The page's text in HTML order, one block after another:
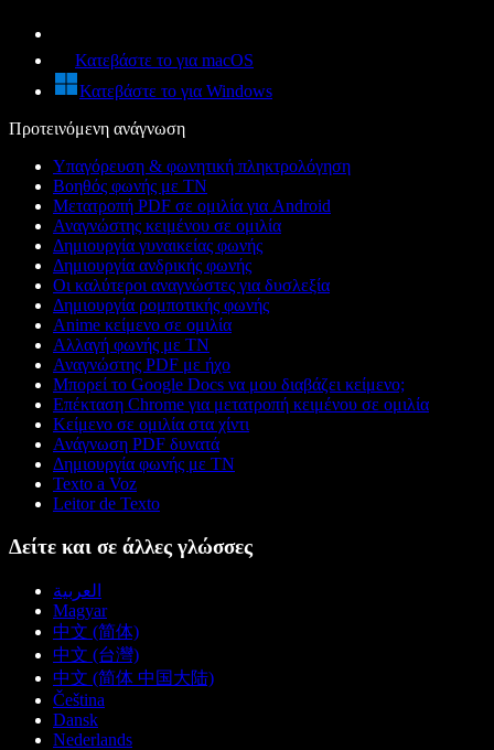
Κατεβάστε το για macOS
Κατεβάστε το για Windows
Προτεινόμενη ανάγνωση
Υπαγόρευση & φωνητική πληκτρολόγηση
Βοηθός φωνής με ΤΝ
Μετατροπή PDF σε ομιλία για Android
Αναγνώστης κειμένου σε ομιλία
Δημιουργία γυναικείας φωνής
Δημιουργία ανδρικής φωνής
Οι καλύτεροι αναγνώστες για δυσλεξία
Δημιουργία ρομποτικής φωνής
Anime κείμενο σε ομιλία
Αλλαγή φωνής με ΤΝ
Αναγνώστης PDF με ήχο
Μπορεί το Google Docs να μου διαβάζει κείμενο;
Επέκταση Chrome για μετατροπή κειμένου σε ομιλία
Κείμενο σε ομιλία στα χίντι
Ανάγνωση PDF δυνατά
Δημιουργία φωνής με ΤΝ
Texto a Voz
Leitor de Texto
Δείτε και σε άλλες γλώσσες
العربية
Magyar
中文 (简体)
中文 (台灣)
中文 (简体 中国大陆)
Čeština
Dansk
Nederlands